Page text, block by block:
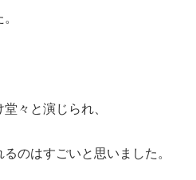
々と演じられ、
のはすごいと思いました。